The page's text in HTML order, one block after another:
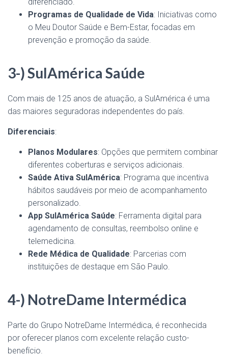
Programas de Qualidade de Vida: Iniciativas como
o Meu Doutor Saúde e Bem-Estar, focadas em
prevenção e promoção da saúde.
3-) SulAmérica Saúde
Com mais de 125 anos de atuação, a SulAmérica é uma
das maiores seguradoras independentes do país.
Diferenciais:
Planos Modulares: Opções que permitem combinar
diferentes coberturas e serviços adicionais.
Saúde Ativa SulAmérica: Programa que incentiva
hábitos saudáveis por meio de acompanhamento
personalizado.
App SulAmérica Saúde: Ferramenta digital para
agendamento de consultas, reembolso online e
telemedicina.
Rede Médica de Qualidade: Parcerias com
instituições de destaque em São Paulo.
4-) NotreDame Intermédica
Parte do Grupo NotreDame Intermédica, é reconhecida
por oferecer planos com excelente relação custo-
benefício.